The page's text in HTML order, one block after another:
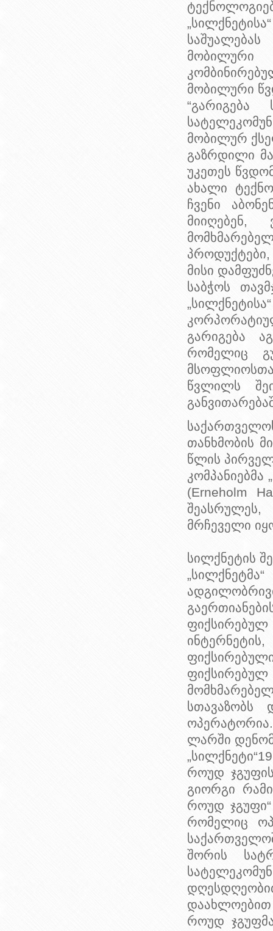
მობილური
მობილური
“გარიგება
მობილურ
გაზრდილი
უკეთეს
ახალი
ჩვენი
მიიღებენ,
პროდუქტები,
მისი
საბჭოს
გარიგება
რომელიც
წვლილს
თანხმობის
წლის პირველ
(Erneholm
მრჩეველი
სილქნეტის
ფიქსირებულ
სთავაზობს
ლარში
როუდ
გიორგი
როუდ
რომელიც
შორის
დაახლოებით
როუდ